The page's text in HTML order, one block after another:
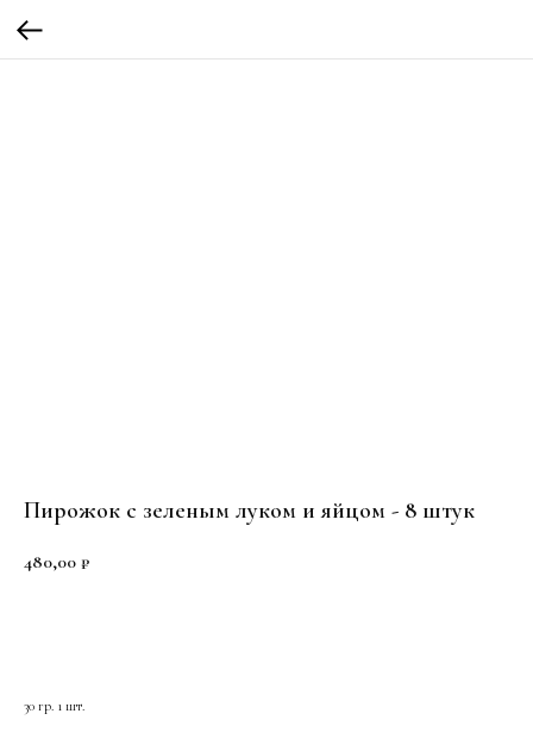
Пирожок с зеленым луком и яйцом - 8 штук
480,00 ₽
30 гр. 1 шт.